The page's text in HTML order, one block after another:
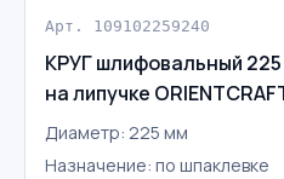
Арт. 109102259240
КРУГ шлифовальный
на липучке
Диаметр: 225 мм
Назначение: по шпаклевке